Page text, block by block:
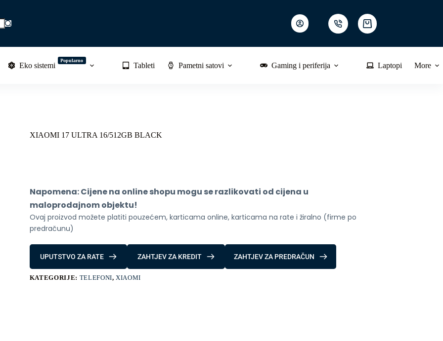
Shopping
cart
Eko sistemi
Popularno
Tableti Pametni satovi Gaming i periferija Laptopi More
XIAOMI 17 ULTRA 16/512GB BLACK
Napomena: Cijene na online shopu mogu se razlikovati od cijena u
maloprodajnom objektu!
Ovaj proizvod možete platiti pouzećem, karticama online, karticama na rate i žiralno (firme po
predračunu)
UPUTSTVO ZA RATE ZAHTJEV ZA KREDIT ZAHTJEV ZA PREDRAČUN
KATEGORIJE: TELEFONI,XIAOMI